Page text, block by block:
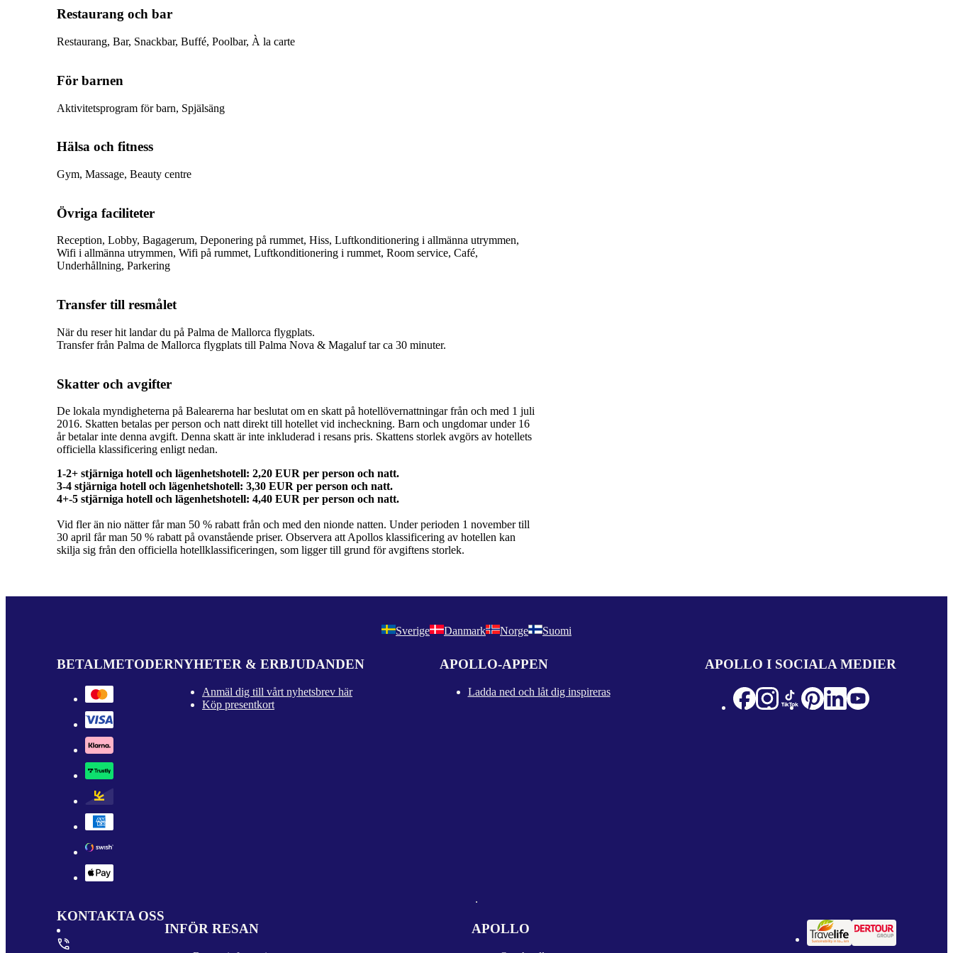
Restaurang och bar
Restaurang, Bar, Snackbar, Buffé, Poolbar, À la carte
För barnen
Aktivitetsprogram för barn, Spjälsäng
Hälsa och fitness
Gym, Massage, Beauty centre
Övriga faciliteter
Reception, Lobby, Bagagerum, Deponering på rummet, Hiss, Luftkonditionering i allmänna utrymmen,
Wifi i allmänna utrymmen, Wifi på rummet, Luftkonditionering i rummet, Room service, Café,
Underhållning, Parkering
Transfer till resmålet
När du reser hit landar du på Palma de Mallorca flygplats.
Transfer från Palma de Mallorca flygplats till Palma Nova & Magaluf tar ca 30 minuter.
Skatter och avgifter
De lokala myndigheterna på Balearerna har beslutat om en skatt på hotellövernattningar från och med 1 juli
2016. Skatten betalas per person och natt direkt till hotellet vid incheckning. Barn och ungdomar under 16
år betalar inte denna avgift. Denna skatt är inte inkluderad i resans pris. Skattens storlek avgörs av hotellets
officiella klassificering enligt nedan.
1-2+ stjärniga hotell och lägenhetshotell: 2,20 EUR per person och natt.
3-4 stjärniga hotell och lägenhetshotell: 3,30 EUR per person och natt.
Vid fler än nio nätter får man 50 % rabatt från och med den nionde natten. Under perioden 1 november till
30 april får man 50 % rabatt på ovanstående priser. Observera att Apollos klassificering av hotellen kan
skilja sig från den officiella hotellklassificeringen, som ligger till grund för avgiftens storlek.
Sverige Danmark Norge Suomi
BETALMETODERNYHETER & ERBJUDANDEN
Anmäl dig till vårt nyhetsbrev här
Köp presentkort
APOLLO-APPEN
Ladda ned och låt dig inspireras
APOLLO I SOCIALA MEDIER
KONTAKTA OSS
INFÖR RESAN
APOLLO